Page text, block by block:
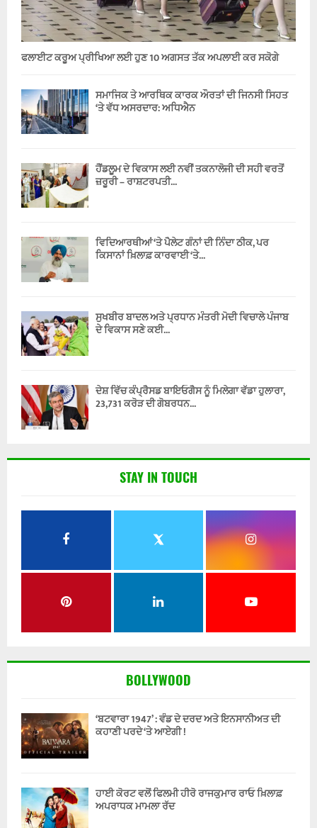
ਫਲਾਈਟ ਕਰੂਅ ਪ੍ਰੀਖਿਆ ਲਈ ਹੁਣ 10 ਅਗਸਤ ਤੱਕ ਅਪਲਾਈ ਕਰ ਸਕੋਗੇ
ਸਮਾਜਿਕ ਤੇ ਆਰਥਿਕ ਕਾਰਕ ਔਰਤਾਂ ਦੀ ਜਿਨਸੀ ਸਿਹਤ
‘ਤੇ ਵੱਧ ਅਸਰਦਾਰ: ਅਧਿਐਨ
ਹੈਂਡਲੂਮ ਦੇ ਵਿਕਾਸ ਲਈ ਨਵੀਂ ਤਕਨਾਲੋਜੀ ਦੀ ਸਹੀ ਵਰਤੋਂ
ਜ਼ਰੂਰੀ – ਰਾਸ਼ਟਰਪਤੀ...
ਵਿਦਿਆਰਥੀਆਂ ‘ਤੇ ਪੈਲੇਟ ਗੰਨਾਂ ਦੀ ਨਿੰਦਾ ਠੀਕ, ਪਰ
ਕਿਸਾਨਾਂ ਖ਼ਿਲਾਫ਼ ਕਾਰਵਾਈ ‘ਤੇ...
ਸੁਖਬੀਰ ਬਾਦਲ ਅਤੇ ਪ੍ਰਧਾਨ ਮੰਤਰੀ ਮੋਦੀ ਵਿਚਾਲੇ ਪੰਜਾਬ
ਦੇ ਵਿਕਾਸ ਸਣੇ ਕਈ...
ਦੇਸ਼ ਵਿੱਚ ਕੰਪ੍ਰੈਸਡ ਬਾਇਓਗੈਸ ਨੂੰ ਮਿਲੇਗਾ ਵੱਡਾ ਹੁਲਾਰਾ,
23,731 ਕਰੋੜ ਦੀ ਗੋਬਰਧਨ...
STAY IN TOUCH
BOLLYWOOD
‘ਬਟਵਾਰਾ 1947’ : ਵੰਡ ਦੇ ਦਰਦ ਅਤੇ ਇਨਸਾਨੀਅਤ ਦੀ
ਕਹਾਣੀ ਪਰਦੇ ‘ਤੇ ਆਏਗੀ !
ਹਾਈ ਕੋਰਟ ਵਲੋਂ ਫਿਲਮੀ ਹੀਰੋ ਰਾਜਕੁਮਾਰ ਰਾਓ ਖ਼ਿਲਾਫ਼
ਅਪਰਾਧਕ ਮਾਮਲਾ ਰੱਦ